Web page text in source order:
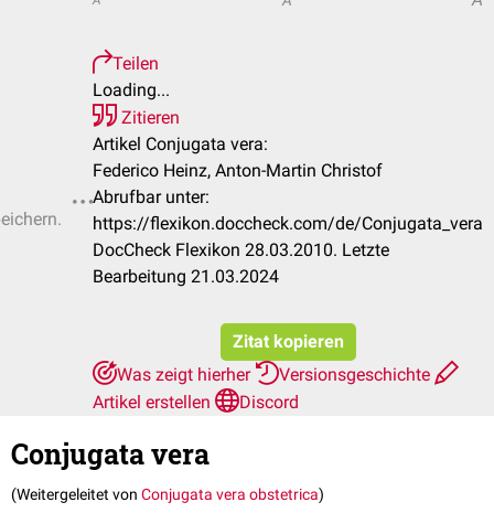
Teilen
Loading...
Zitieren
Artikel Conjugata vera:
Federico Heinz, Anton-Martin Christof
Abrufbar unter:
https://flexikon.doccheck.com/de/Conjugata_vera
DocCheck Flexikon 28.03.2010. Letzte
Bearbeitung 21.03.2024
Zitat kopieren
Was zeigt hierher
Versionsgeschichte
Artikel erstellen
Discord
Conjugata vera
(Weitergeleitet von Conjugata vera obstetrica)